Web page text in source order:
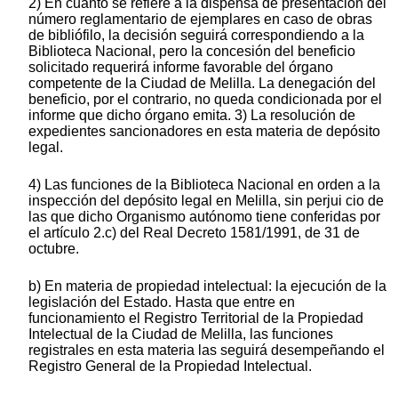
2) En cuanto se refiere a la dispensa de presentación del
número reglamentario de ejemplares en caso de obras
de bibliófilo, la decisión seguirá correspondiendo a la
Biblioteca Nacional, pero la concesión del beneficio
solicitado requerirá informe favorable del órgano
competente de la Ciudad de Melilla. La denegación del
beneficio, por el contrario, no queda condicionada por el
informe que dicho órgano emita. 3) La resolución de
expedientes sancionadores en esta materia de depósito
legal.
4) Las funciones de la Biblioteca Nacional en orden a la
inspección del depósito legal en Melilla, sin perjui cio de
las que dicho Organismo autónomo tiene conferidas por
el artículo 2.c) del Real Decreto 1581/1991, de 31 de
octubre.
b) En materia de propiedad intelectual: la ejecución de la
legislación del Estado. Hasta que entre en
funcionamiento el Registro Territorial de la Propiedad
Intelectual de la Ciudad de Melilla, las funciones
registrales en esta materia las seguirá desempeñando el
Registro General de la Propiedad Intelectual.